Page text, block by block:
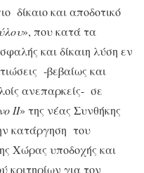
δίκαιο και αποδοτικό
», που κατά τα
και δίκαιη λύση εν
-βεβαίως και
ανεπαρκείς- σε
ΙΙ» της νέας Συνθήκης
κατάργηση του
Χώρας υποδοχής και
κριτηρίων για τον